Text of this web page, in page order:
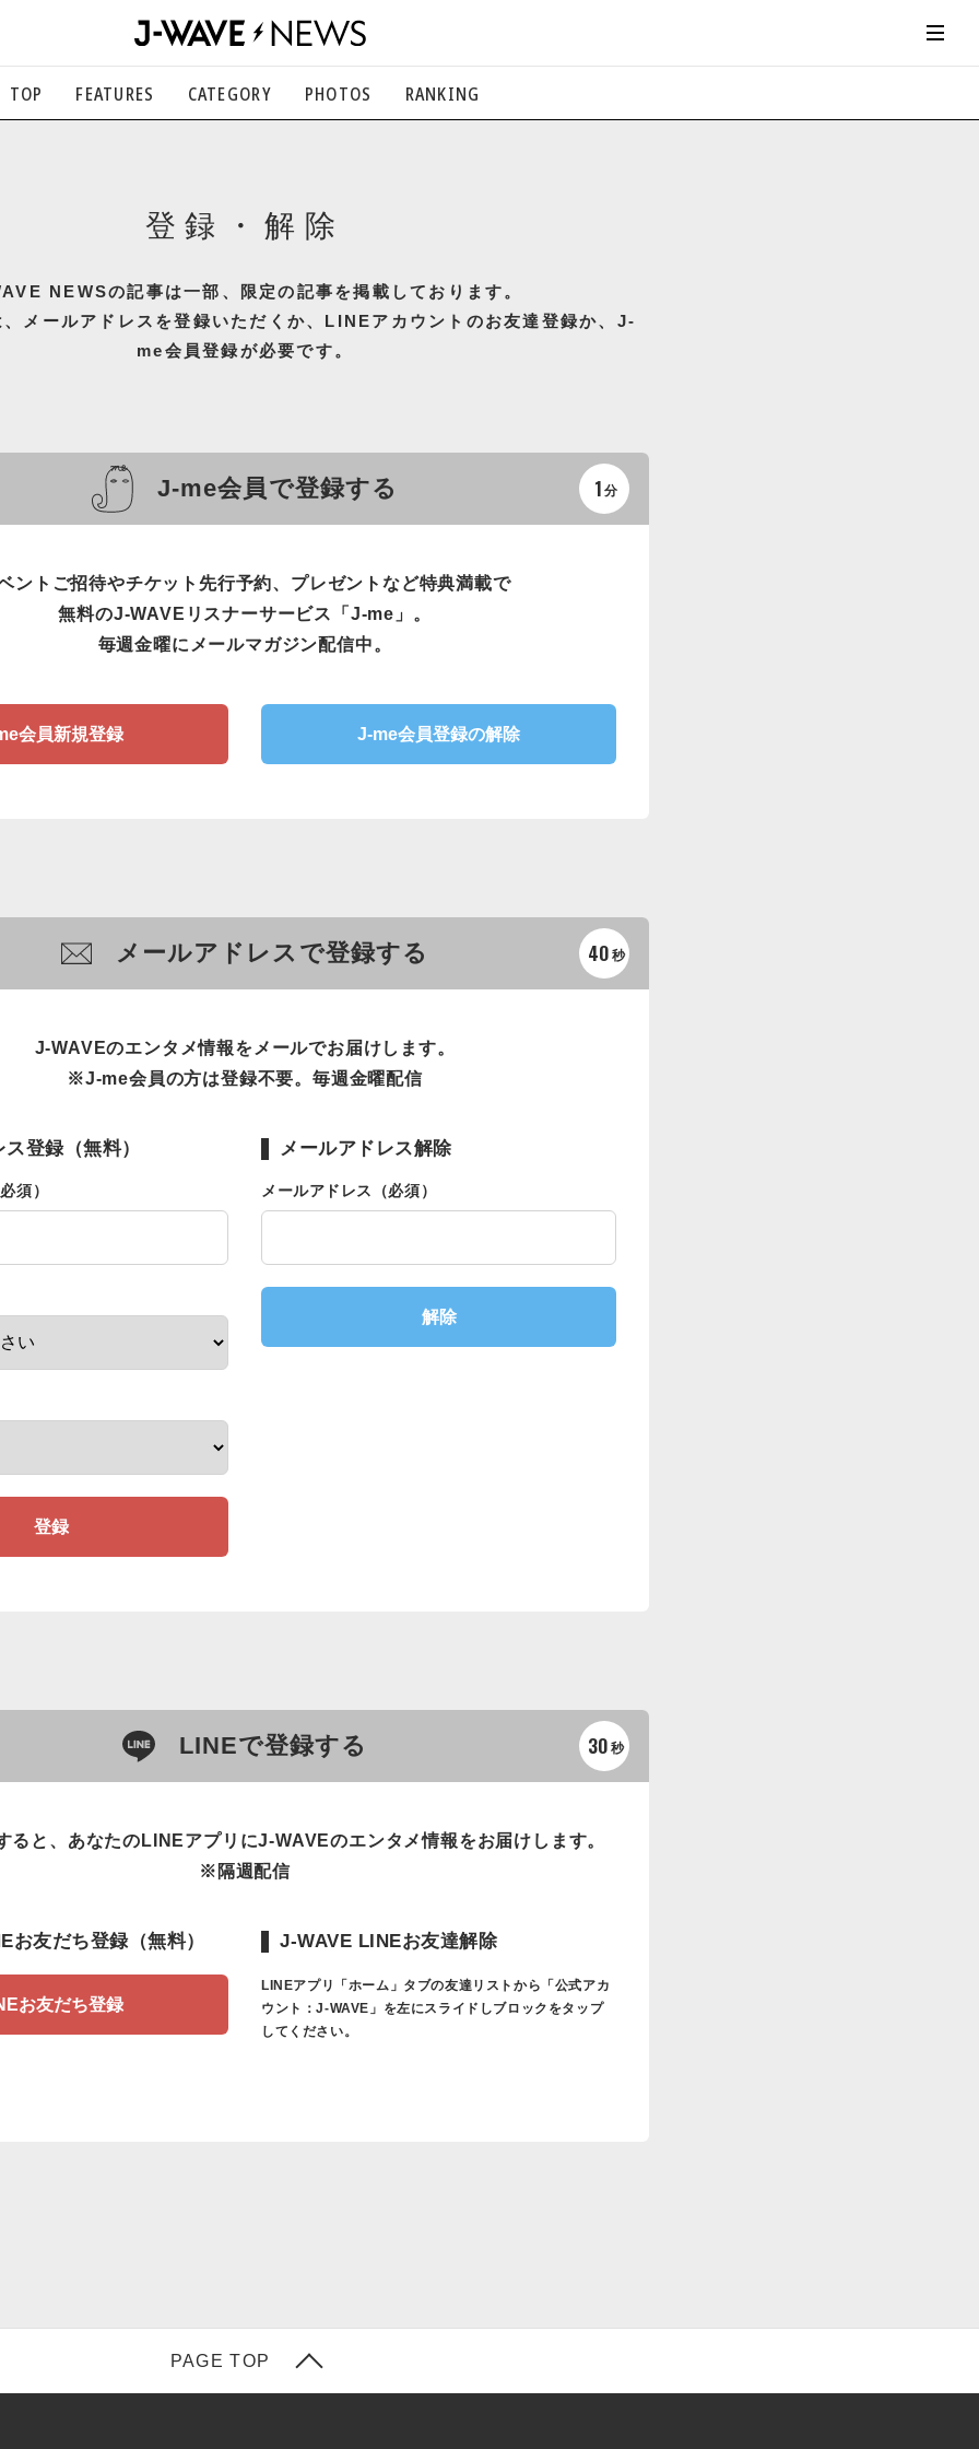
TOP FEATURES CATEGORY
エンタメ
カルチャー
アート、文芸、マンガなど
ライフスタイル
PHOTOS RANKING
登録・解除
NEWSの記事は一部、限定の記事を掲載しております。
メールアドレスを登録いただくか、LINEアカウントのお友達登録か、J-
me会員登録が必要です。
J-me会員で登録する 1 分
ントご招待やチケット先行予約、プレゼントなど特典満載で
無料のJ-WAVEリスナーサービス「J-me」。
毎週金曜にメールマガジン配信中。
会員新規登録 J-me会員登録の解除
メールアドレスで登録する 40 秒
J-WAVEのエンタメ情報をメールでお届けします。
※J-me会員の方は登録不要。毎週金曜配信
登録（無料）
須）
登録
メールアドレス解除
メールアドレス（必須）
解除
LINEで登録する 30 秒
ると、あなたのLINEアプリにJ-WAVEのエンタメ情報をお届けします。
※隔週配信
お友だち登録（無料）
お友だち登録
J-WAVE LINEお友達解除
LINEアプリ「ホーム」タブの友達リストから「公式アカ
ウント：J-WAVE」を左にスライドしブロックをタップ
してください。
PAGE TOP